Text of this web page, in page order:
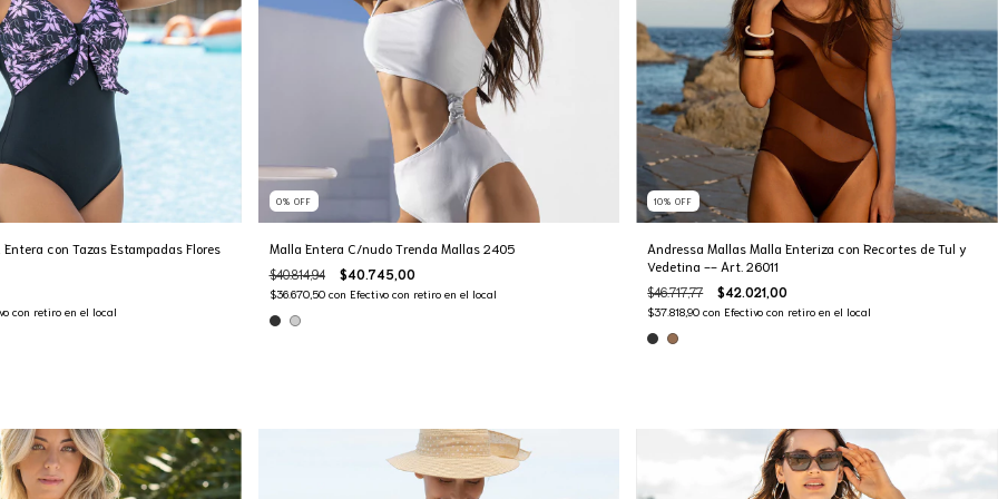
con Tazas Estampadas Flores
con retiro en el local
0% OFF
Malla Entera C/nudo Trenda Mallas 2405
$40.814,94 $40.745,00
$36.670,50 con Efectivo con retiro en el local
10%OFF
Andressa Mallas Malla Enteriza con Recortes de Tul y
Vedetina -- Art. 26011
$46.717,77 $42.021,00
$37.818,90con Efectivo con retiro en el local